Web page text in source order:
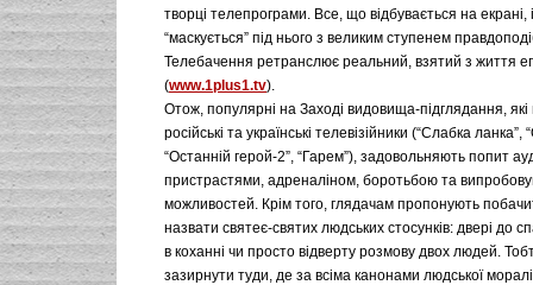
творці телепрограми. Все, що відбувається на екрані,
“маскується” під нього з великим ступенем
Телебачення ретранслює реальний, взятий з життя
(www.1plus1.tv).
Отож, популярні на Заході видовища-підглядання, які
російські та українські телевізійники (“Слабка ланка”,
“Останній герой-2”, “Гарем”), задовольняють попит
пристрастями, адреналіном, боротьбою та
можливостей. Крім того, глядачам пропонують
назвати святеє-святих людських стосунків: двері до
в коханні чи просто відверту розмову двох людей.
зазирнути туди, де за всіма канонами людської